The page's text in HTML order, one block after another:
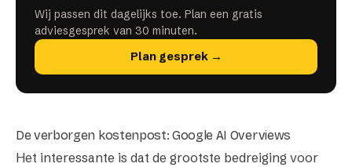
Wij passen dit dagelijks toe. Plan een gratis
adviesgesprek van 30 minuten.
Plan gesprek →
De verborgen kostenpost: Google AI Overviews
Het interessante is dat de grootste bedreiging voor